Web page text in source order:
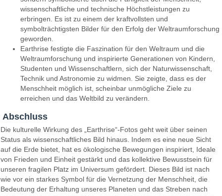
wissenschaftliche und technische Höchstleistungen zu
erbringen. Es ist zu einem der kraftvollsten und
symbolträchtigsten Bilder für den Erfolg der Weltraumforschung
geworden.
Earthrise festigte die Faszination für den Weltraum und die
Weltraumforschung und inspirierte Generationen von Kindern,
Studenten und Wissenschaftlern, sich der Naturwissenschaft,
Technik und Astronomie zu widmen. Sie zeigte, dass es der
Menschheit möglich ist, scheinbar unmögliche Ziele zu
erreichen und das Weltbild zu verändern.
Abschluss
Die kulturelle Wirkung des „Earthrise“-Fotos geht weit über seinen
Status als wissenschaftliches Bild hinaus. Indem es eine neue Sicht
auf die Erde bietet, hat es ökologische Bewegungen inspiriert, Ideale
von Frieden und Einheit gestärkt und das kollektive Bewusstsein für
unseren fragilen Platz im Universum gefördert. Dieses Bild ist nach
wie vor ein starkes Symbol für die Vernetzung der Menschheit, die
Bedeutung der Erhaltung unseres Planeten und das Streben nach